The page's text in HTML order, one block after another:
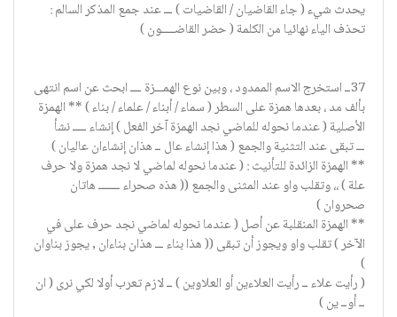
يحدث شيء ( جاء القاضيان / القاضيات ) ـــ عند جمع المذكر السالم :
تحذف الياء نهائيا من الكلمة ( حضر القاضـــــون )
37ــ استخرج الاسم الممدود ، وبين نوع الهمـــزة ــــ ابحث عن اسم انتهى
بألف مد ، بعدها همزة على السطر ( سماء / أبناء / علماء / بناء ) ** الهمزة
الأصلية ( عندما نحوله للماضي نجد الهمزة آخر الفعل ) إنشاء ـــــ نشأ
ـــ تبقى عند التثنية والجمع ( هذا إنشاء عال ــ هذان إنشاءان عاليان )
** الهمزة الزائدة للتأنيث : ( عندما نحوله لماضي لا نجد همزة ولا حرف
علة ) ،، وتقلب واو عند المثنى والجمع (( هذه صحراء ــــــــ هاتان
صحروان )
** الهمزة المنقلبة عن أصل ( عندما نحوله لماضي نجد حرف على في
الآخر ) تقلب واو ويجوز أن تبقى (( هذا بناء ـــ هذان بناءان , يجوز بناوان
)
( رأيت علاء ــ رأيت العلاءين أو العلاوين ) ــ لازم تعرب أولا لكي نرى ( ان
ــ أوــ ين )